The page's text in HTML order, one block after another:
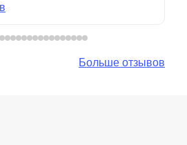
Больше отзывов